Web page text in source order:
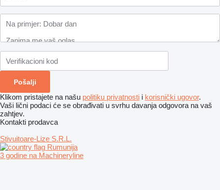
Klikom pristajete na našu politiku privatnosti i korisnički ugovor.
Vaši lični podaci će se obrađivati ​​u svrhu davanja odgovora na vaš
zahtjev.
Kontakti prodavca
Stivuitoare-Lize S.R.L.
Rumunija
3 godine na Machineryline